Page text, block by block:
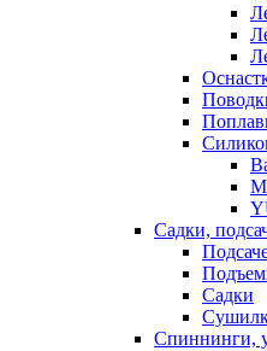
Садки,
Садки
Спиннинги,